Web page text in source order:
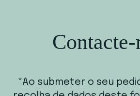
Contacte-
*Ao submeter o seu